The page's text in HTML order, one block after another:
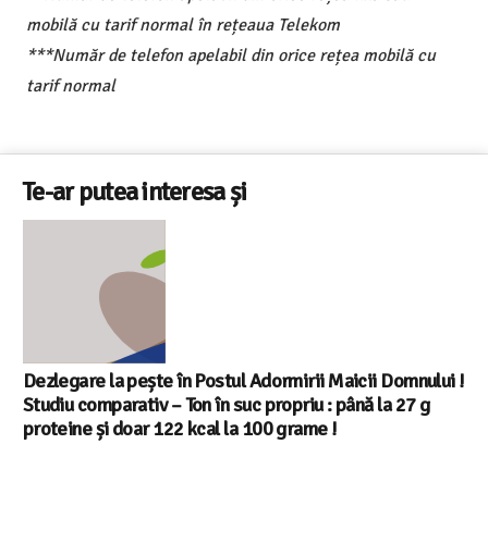
mobilă cu tarif normal în rețeaua Telekom
***Număr de telefon apelabil din orice rețea mobilă cu
tarif normal
Te-ar putea interesa și